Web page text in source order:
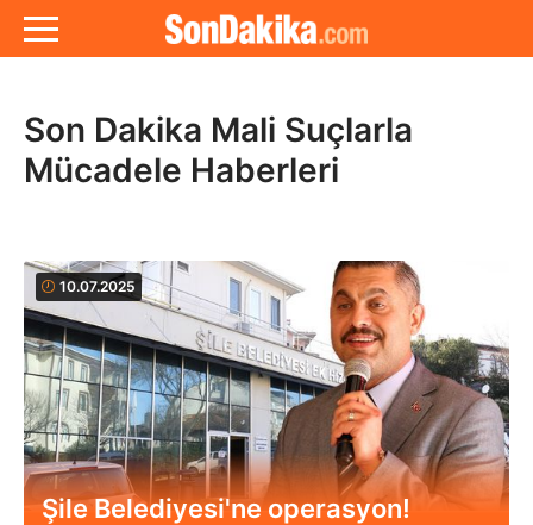
Son Dakika Mali Suçlarla
Mücadele Haberleri
10.07.2025
Şile Belediyesi'ne operasyon!